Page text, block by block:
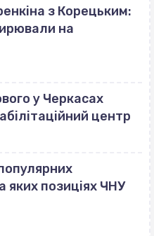
з Корецьким:
на
у Черкасах
центр
яких позиціях ЧНУ